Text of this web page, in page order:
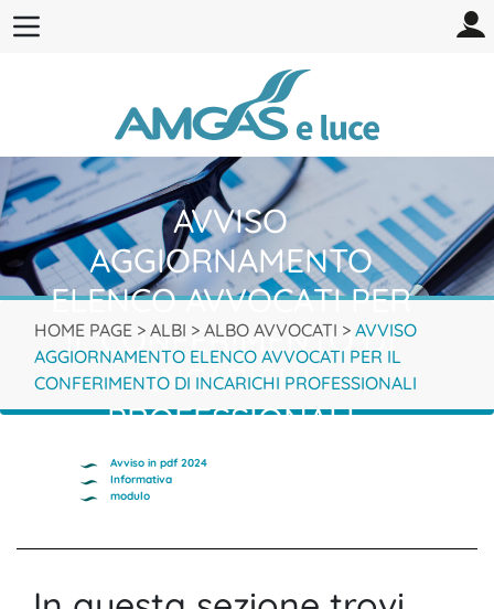
AVVISO
AGGIORNAMENTO
ELENCO AVVOCATI PER
IL CONFERIMENTO DI
INCARICHI
PROFESSIONALI
HOME PAGE > ALBI > ALBO AVVOCATI > AVVISO
AGGIORNAMENTO ELENCO AVVOCATI PER IL
CONFERIMENTO DI INCARICHI PROFESSIONALI
Avviso in pdf 2024
Informativa
modulo